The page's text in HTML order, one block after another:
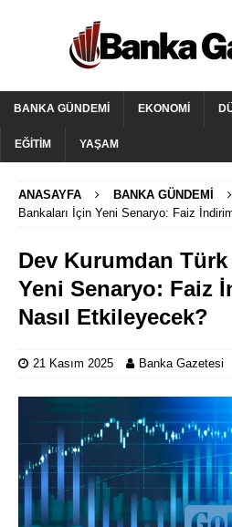
BANKA GÜNDEMI EKONOMI
EĞITIM YAŞAM
ANASAYFA BANKA GÜNDEMI
Bankaları İçin Yeni Senaryo: Faiz
Dev Kurumdan Türk
Yeni Senaryo: Faiz
Nasıl Etkileyecek?
21 Kasım 2025 Banka Gazetesi